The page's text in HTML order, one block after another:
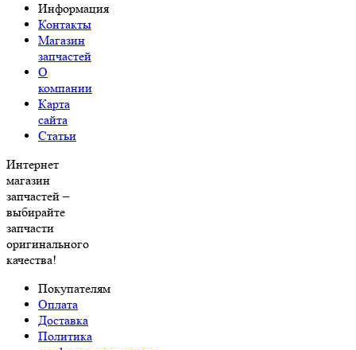
Информация
Контакты
Магазин
запчастей
О
компании
Карта
сайта
Статьи
Интернет
магазин
запчастей –
выбирайте
запчасти
оригинального
качества!
Покупателям
Оплата
Доставка
Политика